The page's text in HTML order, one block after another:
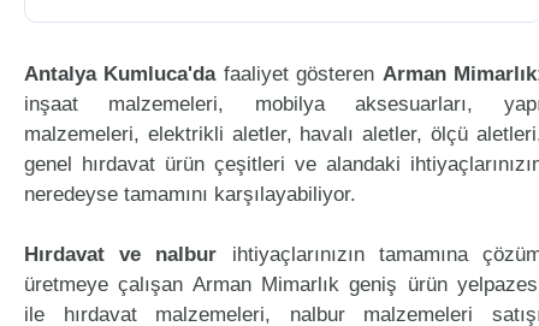
Antalya Kumluca'dafaaliyet gösteren Arman Mimarlık
inşaat malzemeleri, mobilya aksesuarları,
malzemeleri, elektrikli aletler, havalı aletler, ölçü
genel hırdavat ürün çeşitleri ve alandaki
neredeyse tamamını karşılayabiliyor.
Hırdavat ve nalbur ihtiyaçlarınızın tamamına
üretmeye çalışan Arman Mimarlık geniş ürün
ile hırdavat malzemeleri, nalbur malzemeleri